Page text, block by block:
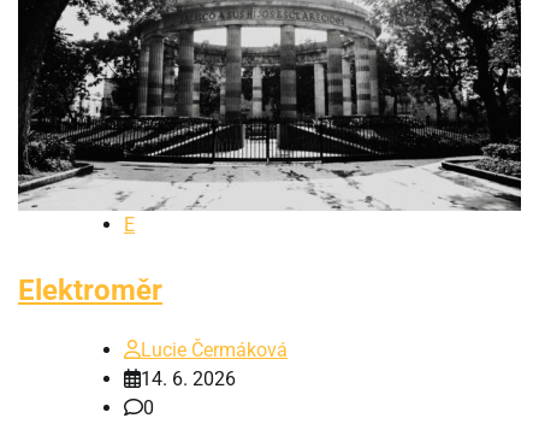
E
Elektroměr
Lucie Čermáková
14. 6. 2026
0